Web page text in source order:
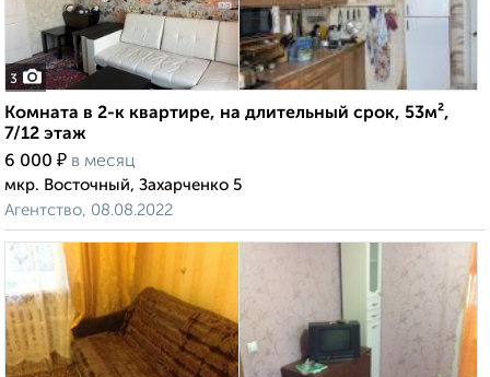
3
Комната в 2-к квартире, на длительный срок, 53м²,
7/12 этаж
6 000 ₽ в месяц
мкр. Восточный, Захарченко 5
Агентство, 08.08.2022